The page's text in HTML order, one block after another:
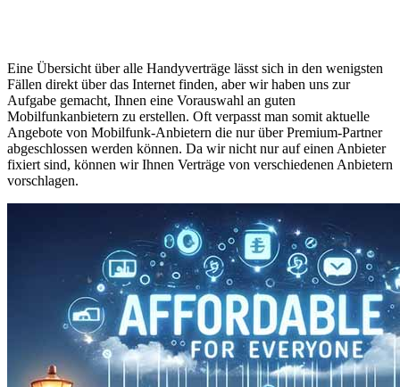
Eine Übersicht über alle Handyverträge lässt sich in den wenigsten
Fällen direkt über das Internet finden, aber wir haben uns zur
Aufgabe gemacht, Ihnen eine Vorauswahl an guten
Mobilfunkanbietern zu erstellen. Oft verpasst man somit aktuelle
Angebote von Mobilfunk-Anbietern die nur über Premium-Partner
abgeschlossen werden können. Da wir nicht nur auf einen Anbieter
fixiert sind, können wir Ihnen Verträge von verschiedenen Anbietern
vorschlagen.